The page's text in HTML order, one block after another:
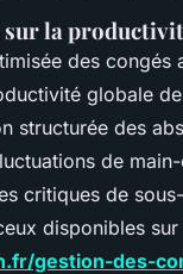
la
des congés
globale
structurée des
de
critiques de
disponibles sur
gestion-des-